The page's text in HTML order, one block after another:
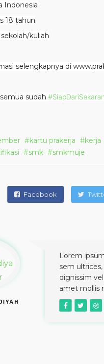
Indonesia
18 tahun
kuliah
selengkapnya di
sudah
kartu prakerja kerja
smk smkmuje
Facebook
Lorem
sem
dignissim
amet mollis